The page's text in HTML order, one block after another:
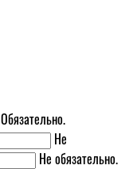
Обязательно.
Не
Не обязательно.